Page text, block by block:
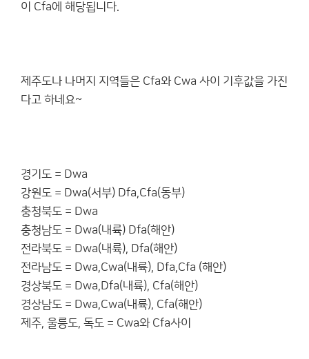
이 Cfa에 해당됩니다.
제주도나 나머지 지역들은 Cfa와 Cwa 사이 기후값을 가진
다고 하네요~
경기도 = Dwa
강원도 = Dwa(서부) Dfa,Cfa(동부)
충청북도 = Dwa
충청남도 = Dwa(내륙) Dfa(해안)
전라북도 = Dwa(내륙), Dfa(해안)
전라남도 = Dwa,Cwa(내륙), Dfa,Cfa (해안)
경상북도 = Dwa,Dfa(내륙), Cfa(해안)
경상남도 = Dwa,Cwa(내륙), Cfa(해안)
제주, 울릉도, 독도 = Cwa와 Cfa사이